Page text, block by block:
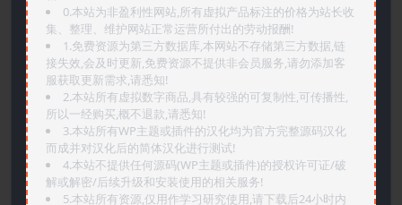
0.本站为非盈利性网站,所有虚拟产品标注的价格为站长收
集、整理、维护网站正常运营所付出的劳动报酬!
1.免费资源为第三方数据库,本网站不存储第三方数据,链
接失效,会及时更新,免费资源不提供非会员服务,请勿添加客
服获取更新需求,请悉知!
2.本站所有虚拟数字商品,具有较强的可复制性,可传播性,
所以一经购买,概不退款,请悉知!
3.本站所有WP主题或插件的汉化均为官方完整源码汉化
而成并对汉化后的简体汉化进行测试!
4.本站不提供任何源码(WP主题或插件)的授权许可证/破
解或解密/后续升级和安装使用的相关服务!
5.本站所有资源,仅用作学习研究使用,请下载后24小时内